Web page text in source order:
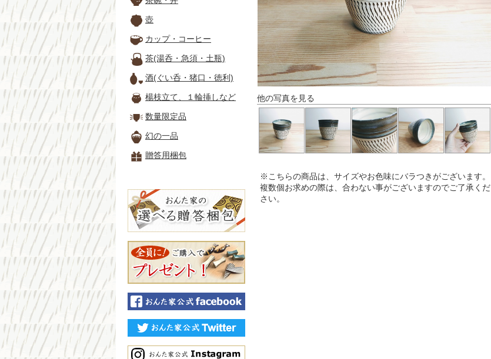
他の写真を見る
※こちらの商品は、サイズやお色味にバラつきがございます。
複数個お求めの際は、合わない事がございますのでご了承くだ
さい。
壺
カップ・コーヒー
茶(湯呑・急須・土瓶)
酒(ぐい呑・猪口・徳利)
楊枝立て、１輪挿しなど
数量限定品
幻の一品
贈答用梱包